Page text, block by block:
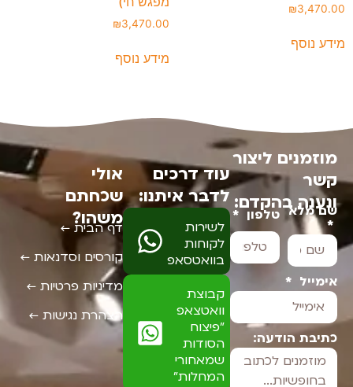
₪3,470.00
מידע נוסף
₪3,470.00
מידע נוסף
מוזמנים ליצור
קשר
ונענה בהקדם:
שם מלא טלפון
אימייל
כתיבת הודעה:
עוד דרכים
לדבר איתנו:
לשירות
לקוחות
בוואטסאפ
קבוצת
וואטצאפ
"פיצוח
הסודות
שמאחורי
המחלות"
אולי
שכחתם
משהו?
דף הבית ←
קורסים וסדנאות ←
מדיניות פרטיות ←
הצהרת נגישות ←